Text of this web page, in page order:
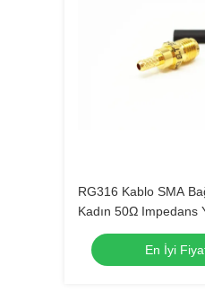
RG316 Kablo SMA
Kadın 50Ω Impedans
En İyi